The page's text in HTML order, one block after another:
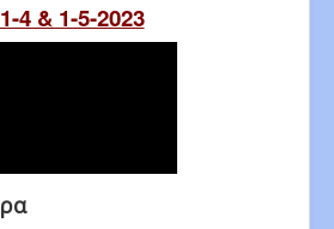
4 & 1-5-2023